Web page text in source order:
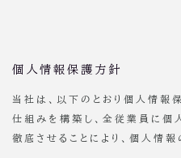
個人情報保護方針
当社は、以下のとおり個人情報
仕組みを構築し、全従業員に個
徹底させることにより、個人情